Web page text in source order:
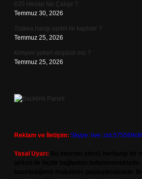
620 Hesap Ne Çalışır ?
Temmuz 30, 2026
Trakea hangi epitel ile kaplıdır ?
Temmuz 25, 2026
Kimyon şekeri düşürür mü ?
Temmuz 25, 2026
Reklam ve İletişim: Skype:
Yasal Uyarı: